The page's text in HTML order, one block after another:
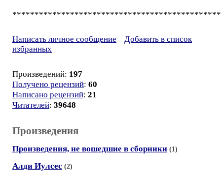
Написать личное сообщение
Добавить в список
избранных
Произведений: 197
Получено рецензий: 60
Написано рецензий: 21
Читателей: 39648
Произведения
Произведения, не вошедшие в сборники (1)
Алди Иулсес (2)